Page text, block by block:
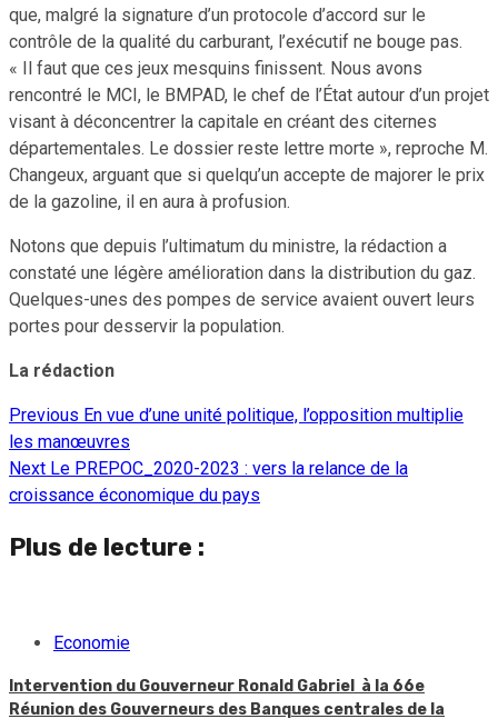
que, malgré la signature d’un protocole d’accord sur le
contrôle de la qualité du carburant, l’exécutif ne bouge pas.
« Il faut que ces jeux mesquins finissent. Nous avons
rencontré le MCI, le BMPAD, le chef de l’État autour d’un projet
visant à déconcentrer la capitale en créant des citernes
départementales. Le dossier reste lettre morte », reproche M.
Changeux, arguant que si quelqu’un accepte de majorer le prix
de la gazoline, il en aura à profusion.
Notons que depuis l’ultimatum du ministre, la rédaction a
constaté une légère amélioration dans la distribution du gaz.
Quelques-unes des pompes de service avaient ouvert leurs
portes pour desservir la population.
La rédaction
Continue
Reading
Previous En vue d’une unité politique, l’opposition multiplie
les manœuvres
Next Le PREPOC_2020-2023 : vers la relance de la
croissance économique du pays
Plus de lecture :
Economie
Intervention du Gouverneur Ronald Gabriel à la 66e
Réunion des Gouverneurs des Banques centrales de la